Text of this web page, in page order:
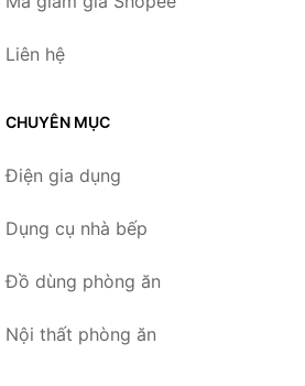
Liên hệ
CHUYÊN MỤC
Điện gia dụng
Dụng cụ nhà bếp
Đồ dùng phòng ăn
Nội thất phòng ăn